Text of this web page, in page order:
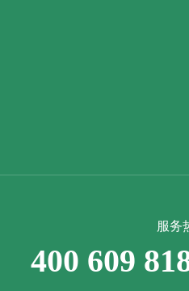
服务
400 609